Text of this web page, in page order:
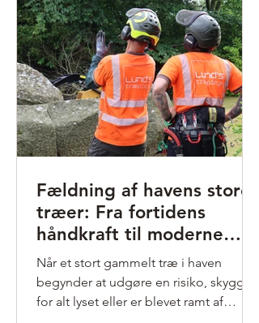
Fældning af havens store
træer: Fra fortidens
håndkraft til moderne
træpleje med hjertet
Når et stort gammelt træ i haven
begynder at udgøre en risiko, skygge
for alt lyset eller er blevet ramt af